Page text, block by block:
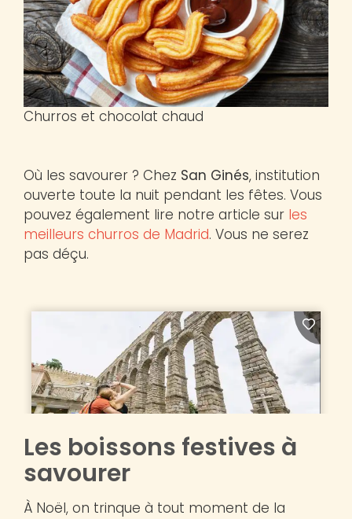
Churros et chocolat chaud
Où les savourer ? Chez San Ginés, institution
ouverte toute la nuit pendant les fêtes. Vous
pouvez également lire notre article sur les
meilleurs churros de Madrid. Vous ne serez
pas déçu.
Les boissons festives à
savourer
À Noël, on trinque à tout moment de la